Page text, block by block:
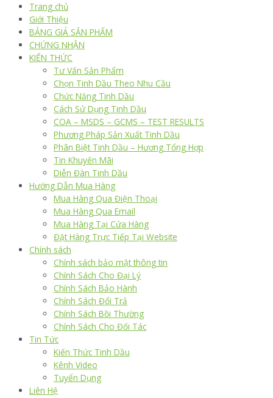
Trang chủ
Giới Thiệu
BẢNG GIÁ SẢN PHẨM
CHỨNG NHẬN
KIẾN THỨC
Tư Vấn Sản Phẩm
Chọn Tinh Dầu Theo Nhu Cầu
Chức Năng Tinh Dầu
Cách Sử Dụng Tinh Dầu
COA – MSDS – GCMS – TEST RESULTS
Phương Pháp Sản Xuất Tinh Dầu
Phân Biệt Tinh Dầu – Hương Tổng Hợp
Tin Khuyến Mãi
Diễn Đàn Tinh Dầu
Hướng Dẫn Mua Hàng
Mua Hàng Qua Điện Thoại
Mua Hàng Qua Email
Mua Hàng Tại Cửa Hàng
Đặt Hàng Trực Tiếp Tại Website
Chính sách
Chính sách bảo mật thông tin
Chính Sách Cho Đại Lý
Chính Sách Bảo Hành
Chính Sách Đổi Trả
Chính Sách Bồi Thường
Chính Sách Cho Đối Tác
Tin Tức
Kiến Thức Tinh Dầu
Kênh Video
Tuyển Dụng
Liên Hệ